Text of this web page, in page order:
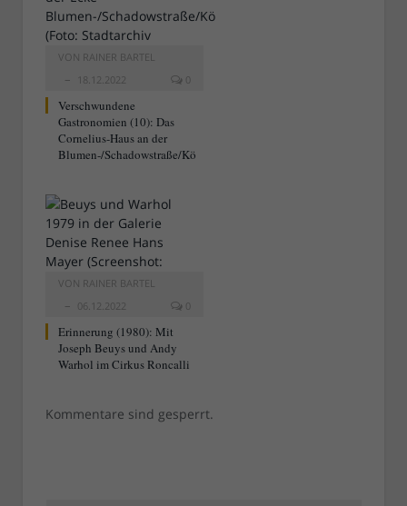
VON RAINER BARTEL
18.12.2022
0
Verschwundene
Gastronomien (10): Das
Cornelius-Haus an der
Blumen-/Schadowstraße/Kö
VON RAINER BARTEL
06.12.2022
0
Erinnerung (1980): Mit
Joseph Beuys und Andy
Warhol im Cirkus Roncalli
Kommentare sind gesperrt.